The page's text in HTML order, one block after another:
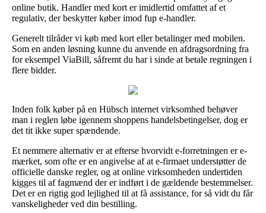
online butik. Handler med kort er imidlertid omfattet af et
regulativ, der beskytter køber imod fup e-handler.
Generelt tilråder vi køb med kort eller betalinger med mobilen.
Som en anden løsning kunne du anvende en afdragsordning fra
for eksempel ViaBill, såfremt du har i sinde at betale regningen i
flere bidder.
Inden folk køber på en Hübsch internet virksomhed behøver
man i reglen løbe igennem shoppens handelsbetingelser, dog er
det tit ikke super spændende.
Et nemmere alternativ er at efterse hvorvidt e-forretningen er e-
mærket, som ofte er en angivelse af at e-firmaet understøtter de
officielle danske regler, og at online virksomheden undertiden
kigges til af fagmænd der er indført i de gældende bestemmelser.
Det er en rigtig god lejlighed til at få assistance, for så vidt du får
vanskeligheder ved din bestilling.